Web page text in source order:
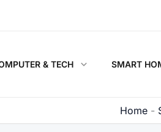
& TECH SMART
Home -